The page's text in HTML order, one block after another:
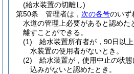
(給水装置の切離し)
第50条
管理者は， 次の各号のいず
水道の管理上必要があると認めた
離すことができる。
(1)
給水装置所有者が，90日以
水装置の使用者がないとき。
(2)
給水装置が，使用中止の状
込みがないと認めたとき。